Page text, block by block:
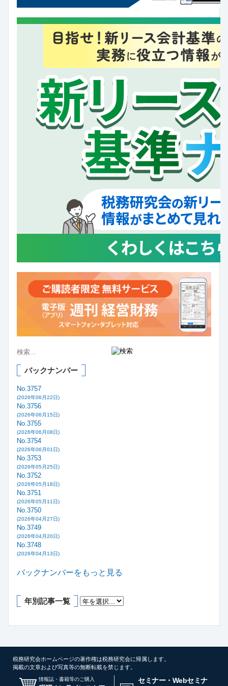
バックナンバー
No.3757
(2026年06月22日)
No.3756
(2026年06月15日)
No.3755
(2026年06月08日)
No.3754
(2026年06月01日)
No.3753
(2026年05月25日)
No.3752
(2026年05月18日)
No.3751
(2026年05月11日)
No.3750
(2026年04月27日)
No.3749
(2026年04月20日)
No.3748
(2026年04月13日)
バックナンバーをもっと見る
年別記事一覧
税務研究会ホームページの著作権は税務研究会に帰属します。
掲載の文章および写真等の無断転載を禁じます。
情報誌・書籍等のご購入 セミナー・Webセミナ